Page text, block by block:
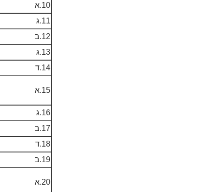
10.א
11.ג
12.ב
13.ג
14.ד
15.א
16.ג
17.ב
18.ד
19.ב
20.א